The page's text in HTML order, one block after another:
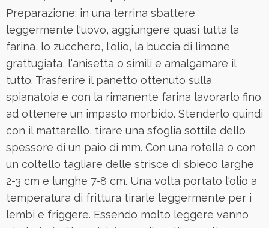
Preparazione: in una terrina sbattere
leggermente l'uovo, aggiungere quasi tutta la
farina, lo zucchero, l'olio, la buccia di limone
grattugiata, l'anisetta o simili e amalgamare il
tutto. Trasferire il panetto ottenuto sulla
spianatoia e con la rimanente farina lavorarlo fino
ad ottenere un impasto morbido. Stenderlo quindi
con il mattarello, tirare una sfoglia sottile dello
spessore di un paio di mm. Con una rotella o con
un coltello tagliare delle strisce di sbieco larghe
2-3 cm e lunghe 7-8 cm. Una volta portato l'olio a
temperatura di frittura tirarle leggermente per i
lembi e friggere. Essendo molto leggere vanno